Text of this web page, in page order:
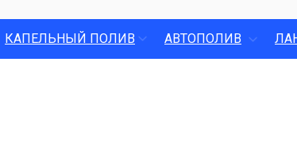
КАПЕЛЬНЫЙ ПОЛИВ АВТОПОЛИВ